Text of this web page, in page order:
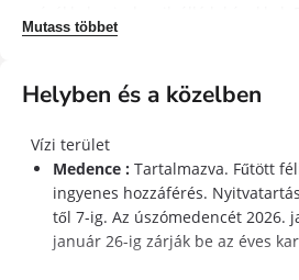
novemberig élvezheti a fűtött félig
februártól novemberig. Kínálunk
gördüljön a sok kerékpáros utak Ile-
Megjegyzés: A lakóhely felvonója
szolgáltatástól egészen a további
Az év körüli úszómedencét 2026.
január 26-ig bezárják az éves
Mutass többet
Helyben és a közelben
Vízi terület
Medence : Tartalmazva. Fűtött
ingyenes hozzáférés.
től 7-ig. Az úszómedencét 2026.
január 26-ig zárják be az éves